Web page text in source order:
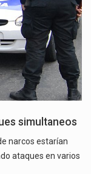
simultaneos
narcos estarían
ataques en varios